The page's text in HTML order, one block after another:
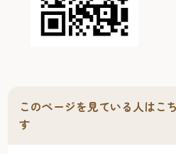
このページを見ている人はこ
す